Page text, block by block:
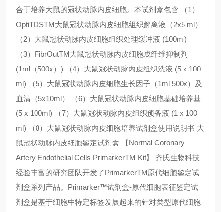
合于培养大鼠的冠状动脉内皮细胞。本试剂盒包含 （1）
OptiTDSTM大鼠冠状动脉内皮细胞组织解离液（2x5 ml）
（2）大鼠冠状动脉内皮细胞组织处理缓冲液 (100ml)
（3）FibrOutTM大鼠冠状动脉内皮细胞成纤维抑制剂
(1ml（500x）) （4）大鼠冠状动脉内皮组织洗液 (5 x 100
ml) （5）大鼠冠状动脉内皮细胞生长因子（1ml 500x）及
血清（5x10ml） （6）大鼠冠状动脉内皮细胞基础培养基
(5 x 100ml) （7）大鼠冠状动脉内皮组织预备液 (1 x 100
ml) （8）大鼠冠状动脉内皮细胞培养试剂盒使用说明书 大
鼠冠状动脉内皮细胞鉴定试剂盒 【Normal Coronary
Artery Endothelial Cells PrimarkerTM Kit】 齐氏生物科技
经验丰富的研究团队开发了PrimarkerTM原代细胞鉴定试
剂盒系列产品。Primarker™试剂盒-原代细胞表征鉴定试
剂盒是基于细胞中特定标签发展起来的针对类型原代细胞